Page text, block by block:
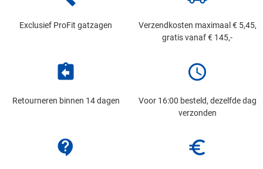
Exclusief ProFit gatzagen
Verzendkosten maximaal € 5,45,
gratis vanaf € 145,-
assignment_return
Retourneren binnen 14 dagen
schedule
Voor 16:00 besteld, dezelfde dag
verzonden
contact_support euro_symbol